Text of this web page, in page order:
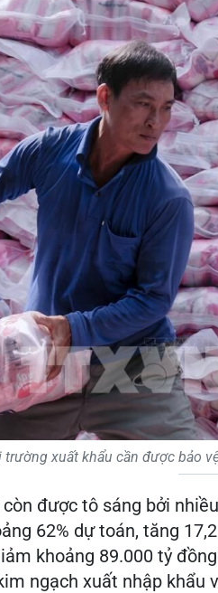
trường xuất khẩu cần được bảo
được tô sáng bởi
62% dự toán, tăng
khoảng 89.000 tỷ
ngạch xuất nhập khẩu